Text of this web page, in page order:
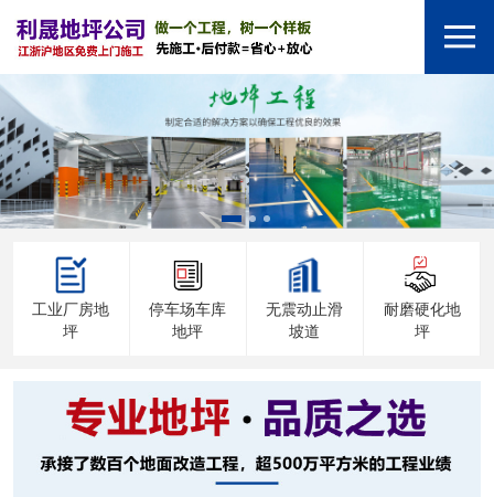
工业厂房地
坪
停车场车库
地坪
无震动止滑
坡道
耐磨硬化地
坪